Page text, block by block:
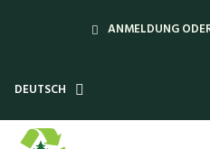
ANMELDUNG
DEUTSCH